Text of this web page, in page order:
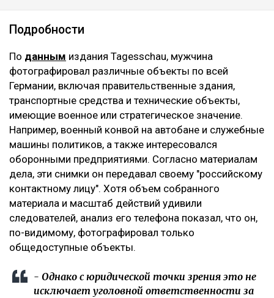
Подробности
‎По данным издания Tagesschau, мужчина
фотографировал различные объекты по всей
Германии, включая правительственные здания,
транспортные средства и технические объекты,
имеющие военное или стратегическое значение.
Например, военный конвой на автобане и служебные
машины политиков, а также интересовался
оборонными предприятиями. Согласно материалам
дела, эти снимки он передавал своему "российскому
контактному лицу". Хотя объем собранного
материала и масштаб действий удивили
следователей, анализ его телефона показал, что он,
по-видимому, фотографировал только
общедоступные объекты.
‎- Однако с юридической точки зрения это не
исключает уголовной ответственности за